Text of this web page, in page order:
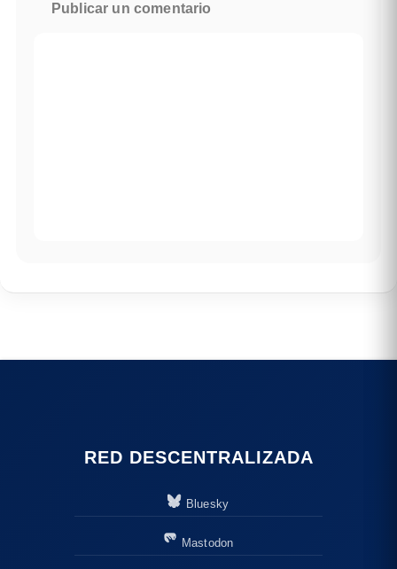
Publicar un comentario
RED DESCENTRALIZADA
Bluesky
Mastodon